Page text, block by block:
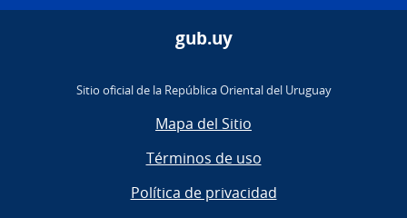
gub.uy
Sitio oficial de la República Oriental del Uruguay
Mapa del Sitio
Términos de uso
Política de privacidad